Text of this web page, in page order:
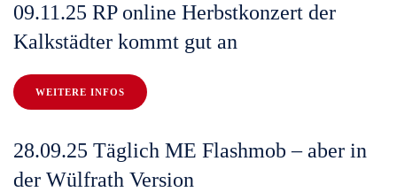
09.11.25 RP online Herbstkonzert der
Kalkstädter kommt gut an
WEITERE INFOS
28.09.25 Täglich ME Flashmob – aber in
der Wülfrath Version